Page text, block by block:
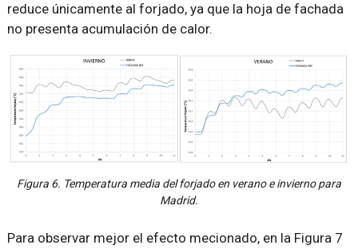
reduce únicamente al forjado, ya que la hoja de fachada
no presenta acumulación de calor.
Figura 6. Temperatura media del forjado en verano e invierno para
Madrid.
Para observar mejor el efecto mecionado, en la Figura 7